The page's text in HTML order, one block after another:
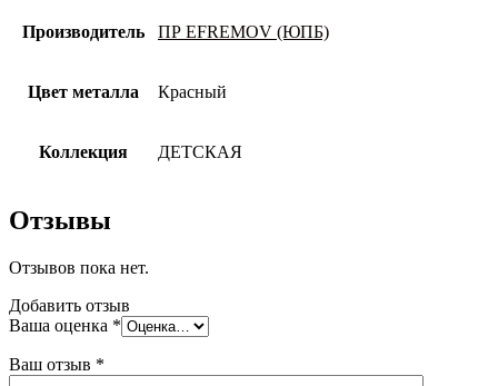
Производитель ПР EFREMOV (ЮПБ)
Цвет металла Красный
Коллекция ДЕТСКАЯ
Отзывы
Отзывов пока нет.
Добавить отзыв
Ваша оценка *
Ваш отзыв *